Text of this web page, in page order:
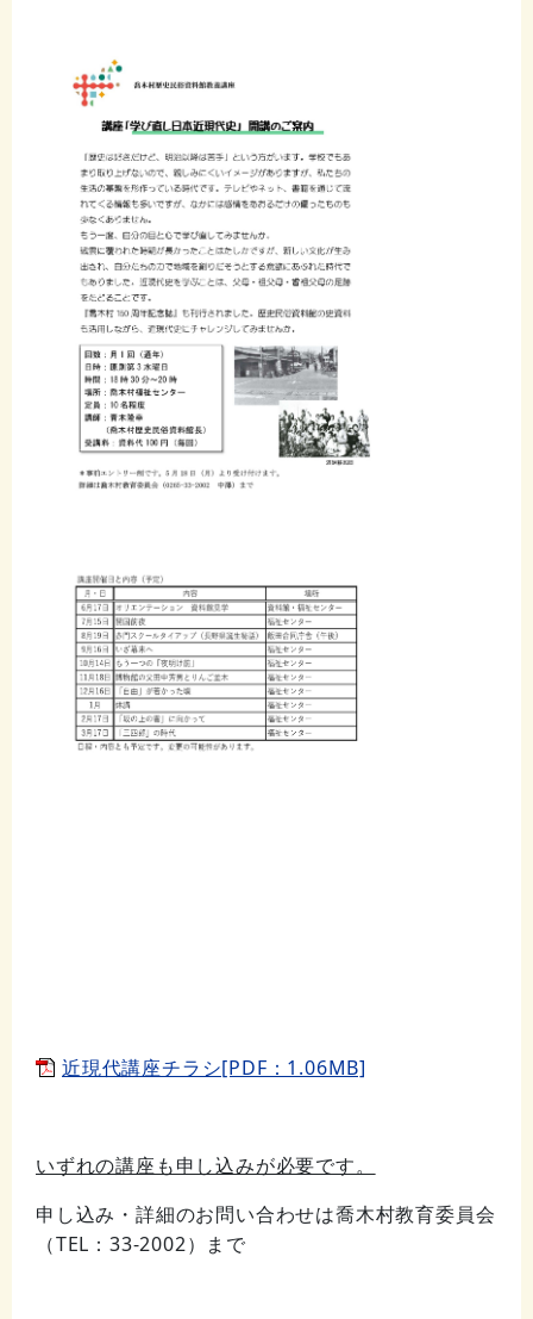
近現代講座チラシ[PDF：1.06MB]
いずれの講座も申し込みが必要です。
申し込み・詳細のお問い合わせは喬木村教育委員会
（TEL：33-2002）まで